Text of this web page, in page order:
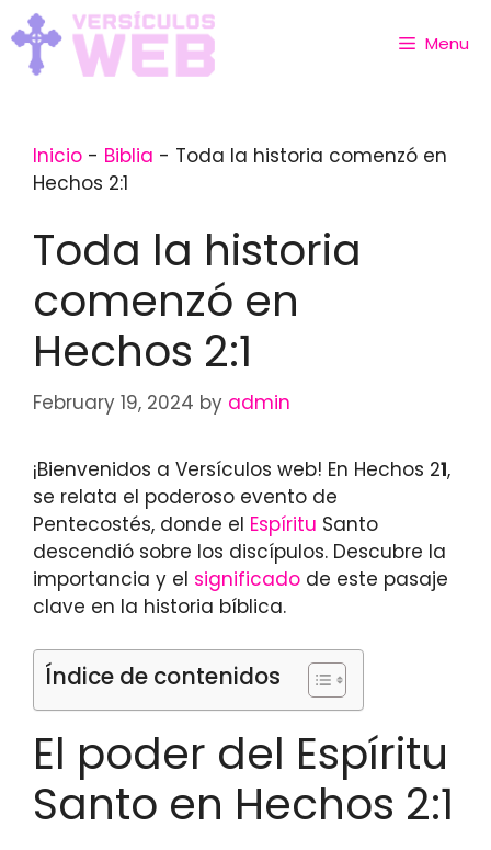
Skip
to
content
Menu
Inicio - Biblia - Toda la historia comenzó en
Hechos 2:1
Toda la historia
comenzó en
Hechos 2:1
February 19, 2024 by admin
¡Bienvenidos a Versículos web! En Hechos 21,
se relata el poderoso evento de
Pentecostés, donde el Espíritu Santo
descendió sobre los discípulos. Descubre la
importancia y el significado de este pasaje
clave en la historia bíblica.
Índice de contenidos
El poder del Espíritu
Santo en Hechos 2:1